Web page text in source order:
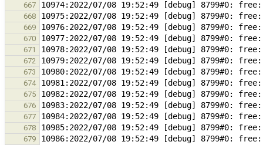
667
668
669
670
671
672
673
674
675
676
677
678
679